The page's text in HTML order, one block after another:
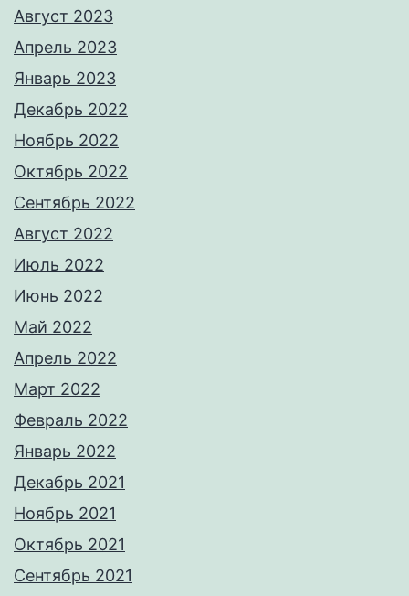
Август 2023
Апрель 2023
Январь 2023
Декабрь 2022
Ноябрь 2022
Октябрь 2022
Сентябрь 2022
Август 2022
Июль 2022
Июнь 2022
Май 2022
Апрель 2022
Март 2022
Февраль 2022
Январь 2022
Декабрь 2021
Ноябрь 2021
Октябрь 2021
Сентябрь 2021